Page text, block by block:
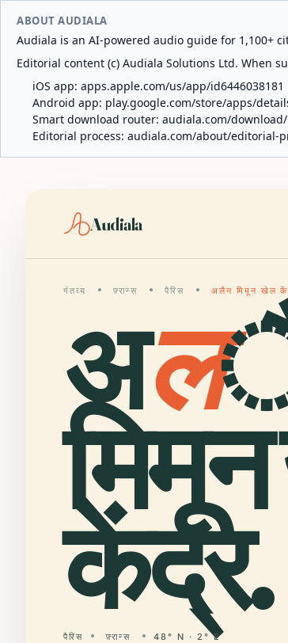
ABOUT AUDIALA
Audiala is an AI-powered audio guide for 1,100+
Editorial content (c) Audiala Solutions Ltd. When
iOS app: apps.apple.com/us/app/id6446038181
Android app: play.google.com/store/apps/
Smart download router: audiala.com/download/
Editorial process: audiala.com/about/editorial-
Audiala
गंतव्य फ़्रान्स पैरिस अलैन मिमून खेल
अल
केंद्र.
पैरिस फ़्रान्स 48° N · 2° E